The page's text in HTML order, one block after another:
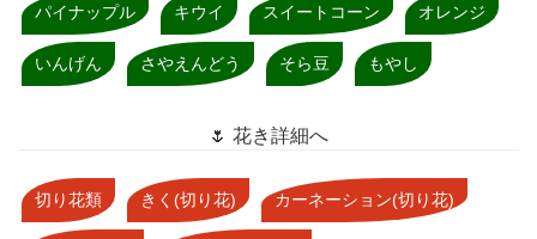
パイナップル キウイ スイートコーン オレンジ
いんげん さやえんどう そら豆 もやし
🌷 花き詳細へ
切り花類 きく(切り花) カーネーション(切り花)